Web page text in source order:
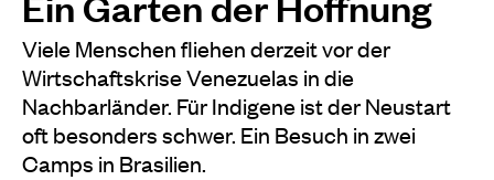
Viele Menschen fliehen derzeit vor der
Wirtschaftskrise Venezuelas in die
Nachbarländer. Für Indigene ist der Neustart
oft besonders schwer. Ein Besuch in zwei
Camps in Brasilien.